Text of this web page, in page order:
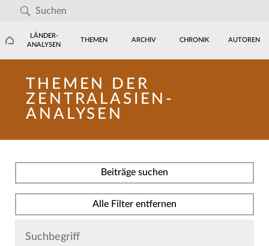
LÄNDER-
ANALYSEN
THEMEN ARCHIV CHRONIK AUTOREN
THEMEN DER
ZENTRALASIEN-
ANALYSEN
Beiträge suchen
Alle Filter entfernen